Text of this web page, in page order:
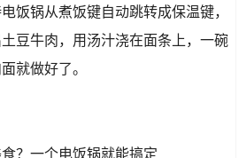
饭锅从煮饭键自动跳转成保温键，
豆牛肉，用汤汁浇在面条上，一碗
就做好了。